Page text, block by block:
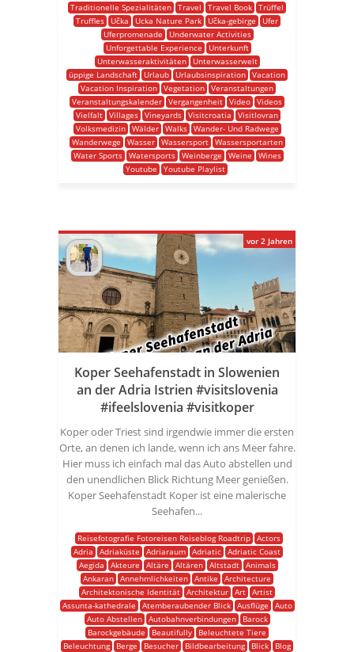
Traditionelle Spezialitäten Travel Travel Book Trüffel
Truffles
Učka Ucka Nature Park Učka-gebirge
Ufer
Uferpromenade
Underwater Activities
Unforgettable Experience
Unterkunft
Unterwasseraktivitäten
Unterwasserwelt
üppige Landschaft
Urlaub Urlaubsinspiration Vacation
Vacation Inspiration Vegetation Veranstaltungen
Veranstaltungskalender Vergangenheit Video Videos
Vielfalt Villages Vineyards Visitcroatia
Visitlovran
Volksmedizin
Wälder Walks
Wander- Und Radwege
Wanderwege
Wasser Wassersport
Wassersportarten
Water Sports
Watersports Weinberge Weine
Wines
Youtube
Youtube Playlist
Koper Seehafenstadt in Slowenien
an der Adria Istrien #visitslovenia
#ifeelslovenia #visitkoper
Koper oder Triest sind irgendwie immer die ersten
Orte, an denen ich lande, wenn ich ans Meer fahre.
Hier muss ich einfach mal das Auto abstellen und
den unendlichen Blick Richtung Meer genießen.
Koper Seehafenstadt Koper ist eine malerische
Seehafen...
Reisefotografie Fotoreisen Reiseblog Roadtrip Actors
Adria
Adriaküste Adriaraum Adriatic Adriatic Coast
Aegida
Akteure Altäre Altären Altstadt
Animals
Ankaran Annehmlichkeiten Antike
Architecture
Architektonische Identität Architektur Art Artist
Assunta-kathedrale
Atemberaubender Blick Ausflüge
Auto
Auto Abstellen
Autobahnverbindungen
Barock
Barockgebäude
Beautifully
Beleuchtete Tiere
Beleuchtung
Berge Besucher Bildbearbeitung Blick
Blog
vor 2 Jahren